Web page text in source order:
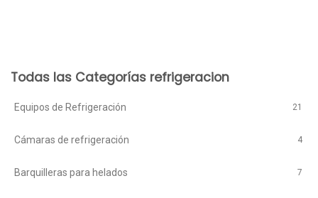
Todas las Categorías refrigeracion
Equipos de Refrigeración 21
Cámaras de refrigeración 4
Barquilleras para helados 7